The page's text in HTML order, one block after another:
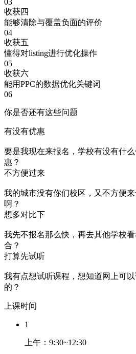
03
收获四
能够清除与覆盖负面的评价
04
收获五
懂得对listing进行优化操作
05
收获六
能用PPC的数据优化关键词
06
你是否还有这些问题
有没有优惠
要是我现在来报名，学校有没有什
惠？
不方便过来
我的城市没有你们校区，又不方便
啊？
想多对比下
我先不报名那么快，再去其他学校
合？
打算先试听
我有点想试听课程，想知道网上可
的？
上课时间
1
上午：9:30~12:30